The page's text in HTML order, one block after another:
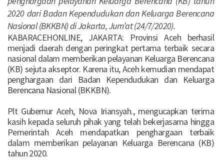
2020 dari Badan Kependudukan dan Keluarga Berencana
Nasional (BKKBN) di Jakarta, Jum’at (24/7/2020).
KABARACEHONLINE, JAKARTA: Provinsi Aceh berhasil
menjadi daerah dengan peringkat pertama terbaik secara
nasional dalam memberikan pelayanan Keluarga Berencana
(KB) sejuta akseptor. Karena itu, Aceh kemudian mendapat
penghargaan dari Badan Kependudukan dan Keluarga
Berencana Nasional (BKKBN).
Plt Gubernur Aceh, Nova Iriansyah., mengucapkan terima
kasih kepada seluruh pihak yang telah bekerjasama hingga
Pemerintah Aceh mendapatkan penghargaan terbaik
dalam memberikan pelayanan Keluarga Berencana (KB)
tahun 2020.